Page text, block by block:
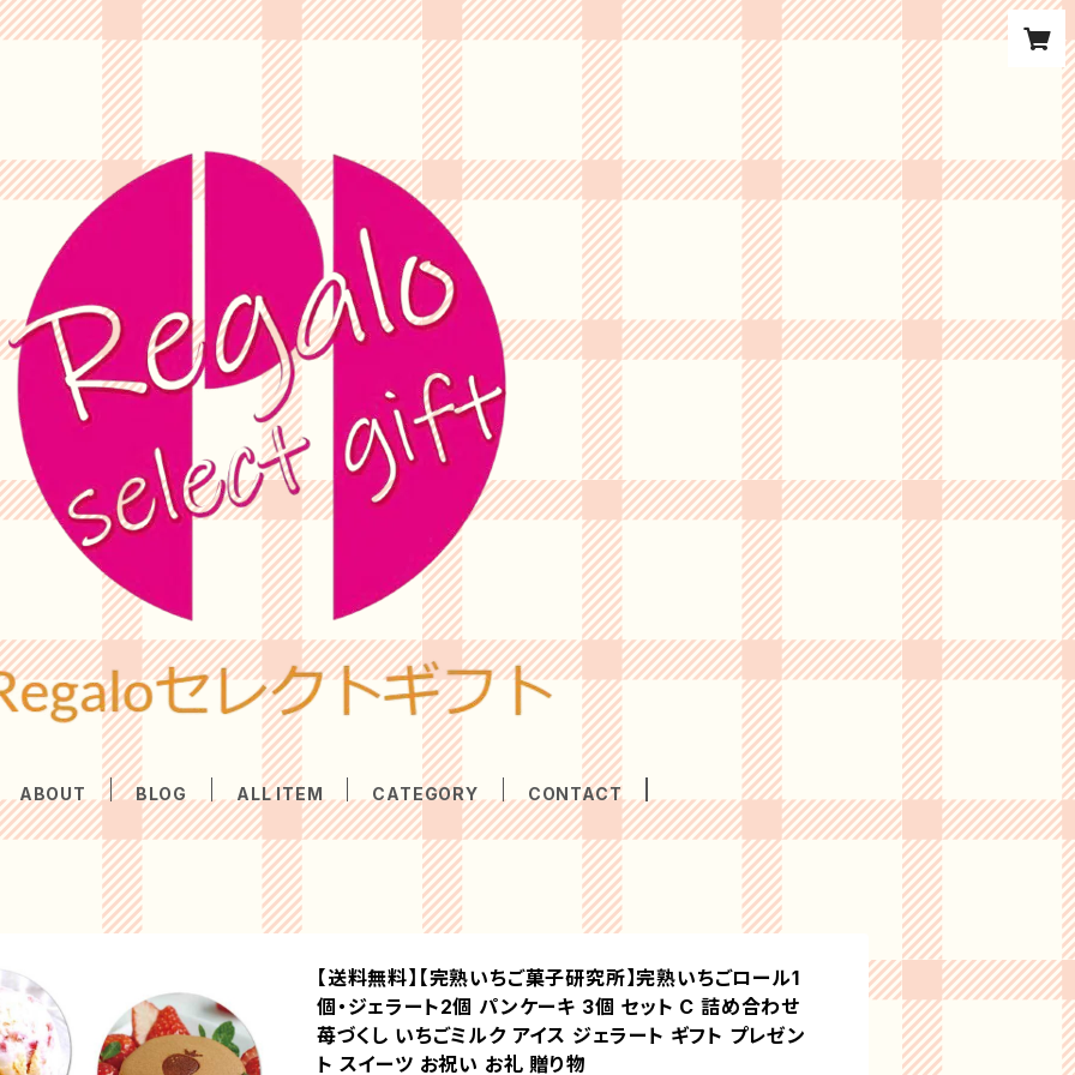
ABOUT BLOG ALL ITEM CATEGORY CONTACT
【送料無料】【完熟いちご菓子研究所】完熟いちごロール1
個・ジェラート2個 パンケーキ 3個 セット C 詰め合わせ
苺づくし いちごミルク アイス ジェラート ギフト プレゼン
ト スイーツ お祝い お礼 贈り物